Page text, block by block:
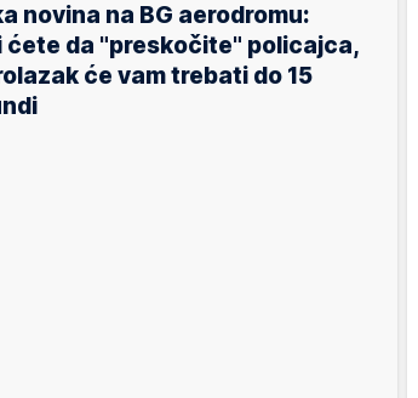
novina na BG aerodromu:
ćete da "preskočite" policajca,
će vam trebati do 15